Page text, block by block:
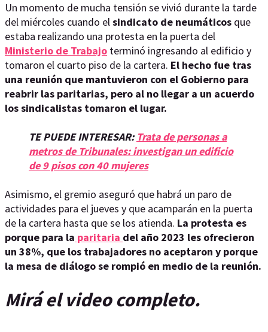
Un momento de mucha tensión se vivió durante la tarde
del miércoles cuando elsindicato de neumáticos que
estaba realizando una protesta en la puerta del
Ministerio de Trabajo terminó ingresando al edificio y
tomaron el cuarto piso de la cartera. El hecho fue tras
una reunión que mantuvieron con el Gobierno para
reabrir las paritarias, pero al no llegar a un acuerdo
los sindicalistas tomaron el lugar.
TE PUEDE INTERESAR: Trata de personas a
metros de Tribunales: investigan un edificio
de 9 pisos con 40 mujeres
Asimismo, el gremio aseguró que habrá un paro de
actividades para el jueves y que acamparán en la puerta
de la cartera hasta que se los atienda. La protesta es
porque para la paritaria del año 2023 les ofrecieron
un 38%, que los trabajadores no aceptaron y porque
la mesa de diálogo se rompió en medio de la reunión.
Mirá el video completo.